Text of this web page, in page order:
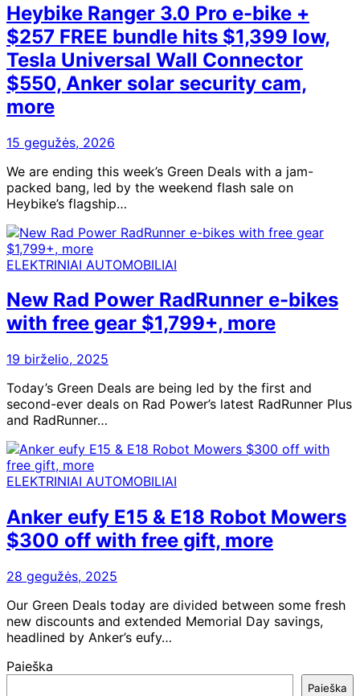
Heybike Ranger 3.0 Pro e-bike +
$257 FREE bundle hits $1,399 low,
Tesla Universal Wall Connector
$550, Anker solar security cam,
more
15 gegužės, 2026
We are ending this week’s Green Deals with a jam-
packed bang, led by the weekend flash sale on
Heybike’s flagship…
ELEKTRINIAI AUTOMOBILIAI
New Rad Power RadRunner e-bikes
with free gear $1,799+, more
19 birželio, 2025
Today’s Green Deals are being led by the first and
second-ever deals on Rad Power’s latest RadRunner Plus
and RadRunner…
ELEKTRINIAI AUTOMOBILIAI
Anker eufy E15 & E18 Robot Mowers
$300 off with free gift, more
28 gegužės, 2025
Our Green Deals today are divided between some fresh
new discounts and extended Memorial Day savings,
headlined by Anker’s eufy…
Paieška
Paieška